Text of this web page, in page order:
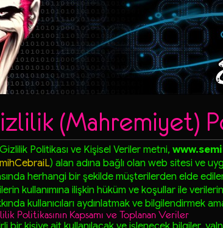
(Mahremiyet)
Politikası ve Kişisel Veriler metni,
) alan adına bağlı olan web sitesi ve
herhangi bir şekilde müşterilerden elde
kullanımına ilişkin hüküm ve koşullar ile
kullanıcıları aydınlatmak ve bilgilendirmek
Politikasının Kapsamı ve Toplanan Veriler